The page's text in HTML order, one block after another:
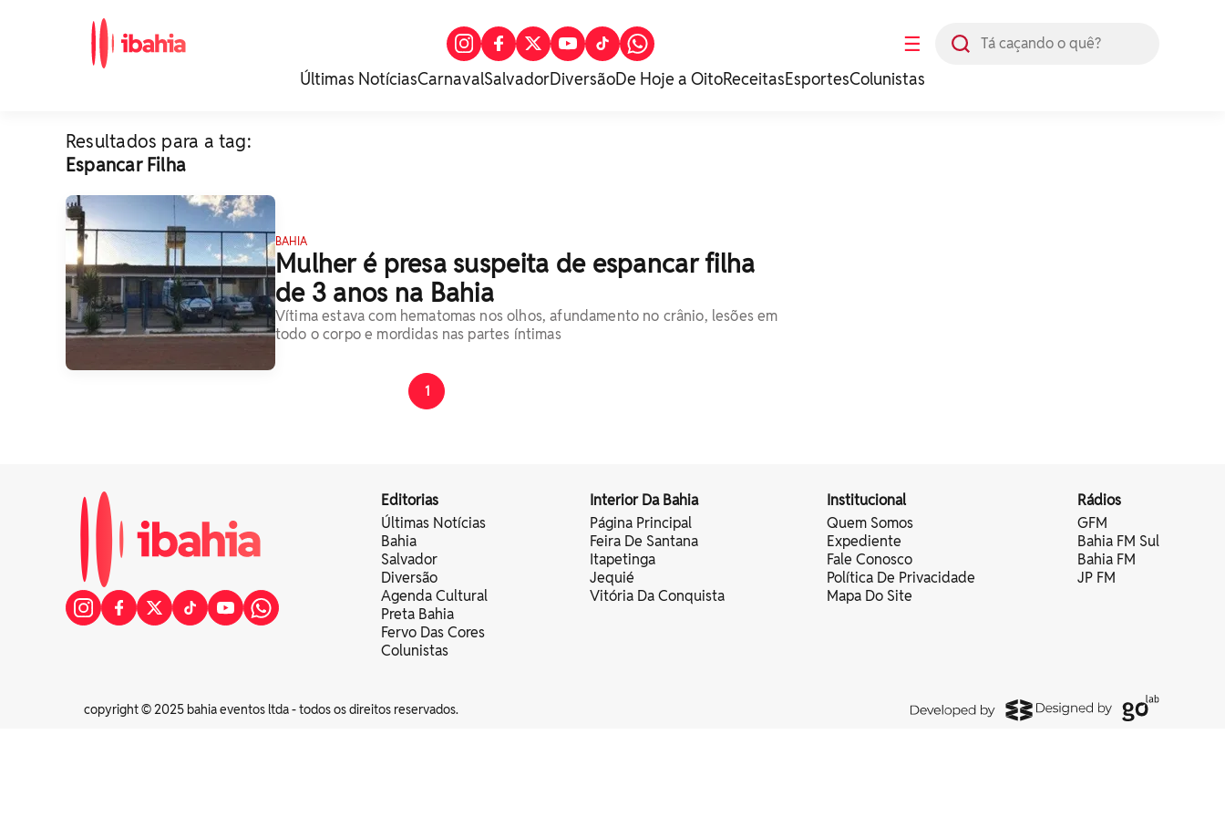
☰
Últimas NotíciasCarnavalSalvadorDiversãoDe Hoje a OitoReceitasEsportesColunistas
Resultados para a tag:
Espancar Filha
BAHIA
Mulher é presa suspeita de espancar filha
de 3 anos na Bahia
Vítima estava com hematomas nos olhos, afundamento no crânio, lesões em
todo o corpo e mordidas nas partes íntimas
1
Editorias
Últimas Notícias
Bahia
Salvador
Diversão
Agenda Cultural
Preta Bahia
Fervo Das Cores
Colunistas
Interior Da Bahia
Página Principal
Feira De Santana
Itapetinga
Jequié
Vitória Da Conquista
Institucional
Quem Somos
Expediente
Fale Conosco
Política De Privacidade
Mapa Do Site
Rádios
GFM
Bahia FM Sul
Bahia FM
JP FM
copyright © 2025 bahia eventos ltda - todos os direitos reservados.